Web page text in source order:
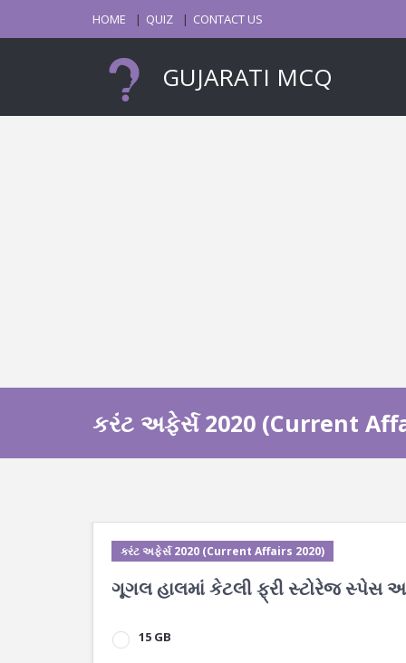
HOME QUIZ CONTACT US
GUJARATI MCQ
કરંટ અફેર્સ 2020 (Current
કરંટ અફેર્સ 2020 (Current Affairs 2020)
ગૂગલ હાલમાં કેટલી ફ્રી સ્ટોરેજ સ્પેસ
15 GB